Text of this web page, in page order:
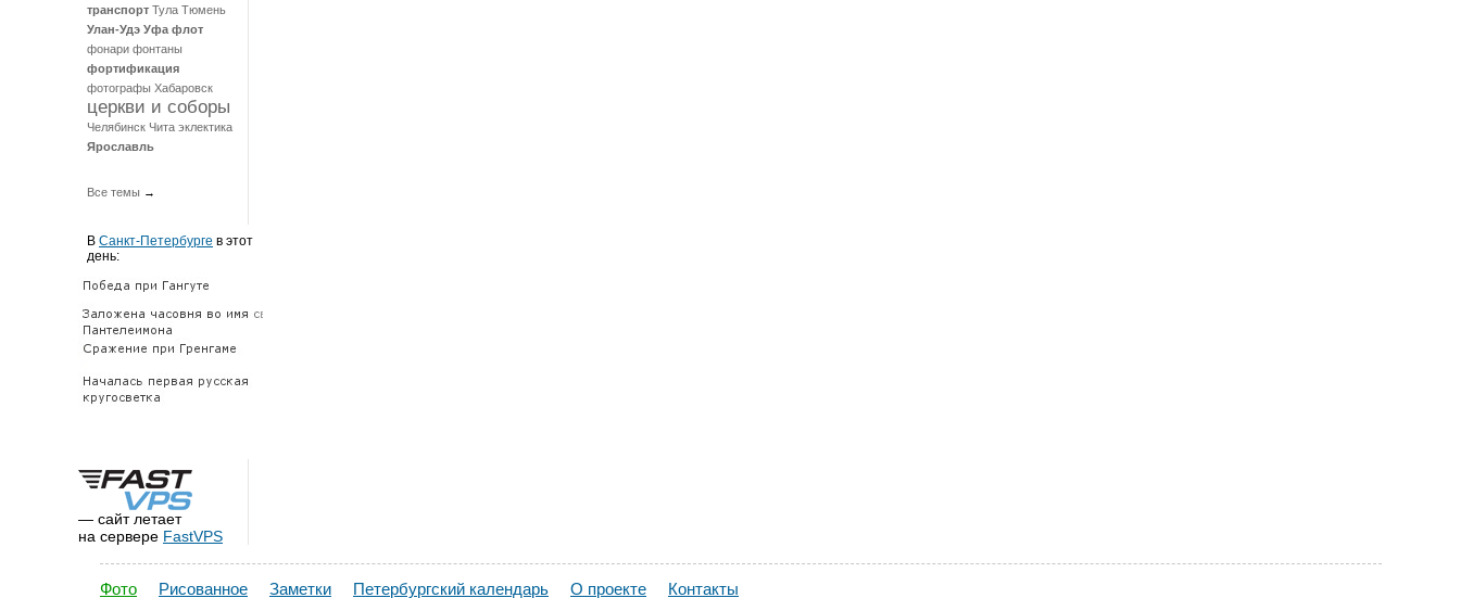
транспорт Тула Тюмень
Улан-Удэ Уфа флот
фонари фонтаны
фортификация
фотографы Хабаровск
церкви и соборы
Челябинск Чита эклектика
Ярославль
Все темы →
В Санкт-Петербурге в этот
день:
— сайт летает
на сервере FastVPS
Фото Рисованное Заметки Петербургский календарь О проекте Контакты